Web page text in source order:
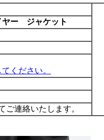
ー ジャケット
ください。
連絡いたします。